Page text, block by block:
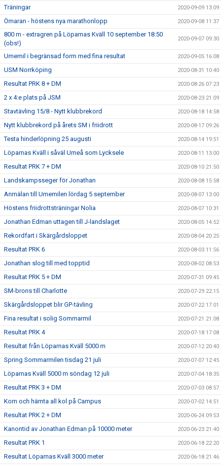
Träningar 2020-09-09 13:09
Ömaran - höstens nya marathonlopp 2020-09-08 11:37
800 m - extragren på Löparnas Kväll 10 september 18:50
(obs!)
2020-09-07 09:30
Umemil i begränsad form med fina resultat 2020-09-05 16:08
USM Norrköping 2020-08-31 10:40
Resultat PRK 8 + DM 2020-08-26 07:23
2 x 4:e plats på JSM 2020-08-23 21:09
Stavtävling 15/8 - Nytt klubbrekord 2020-08-18 14:58
Nytt klubbrekord på årets SM i friidrott 2020-08-17 09:26
Testa hinderlöpning 25 augusti 2020-08-14 19:51
Löparnas Kväll i såväl Umeå som Lycksele 2020-08-11 13:00
Resultat PRK 7 + DM 2020-08-10 21:50
Landskampsseger för Jonathan 2020-08-08 15:58
Anmälan till Umemilen lördag 5 september 2020-08-07 13:00
Höstens friidrottsträningar Nolia 2020-08-07 10:31
Jonathan Edman uttagen till J-landslaget 2020-08-05 14:52
Rekordfart i Skärgårdsloppet 2020-08-04 20:25
Resultat PRK 6 2020-08-03 11:56
Jonathan slog till med topptid 2020-08-02 08:53
Resultat PRK 5 + DM 2020-07-31 09:45
SM-brons till Charlotte 2020-07-29 22:15
Skärgårdsloppet blir GP-tävling 2020-07-22 17:01
Fina resultat i solig Sommarmil 2020-07-21 21:08
Resultat PRK 4 2020-07-18 17:08
Resultat från Löparnas Kväll 5000 m 2020-07-12 20:40
Spring Sommarmilen tisdag 21 juli 2020-07-07 12:45
Löparnas Kväll 5000 m söndag 12 juli 2020-07-04 18:35
Resultat PRK 3 + DM 2020-07-03 08:57
Kom och hämta all kol på Campus 2020-07-02 14:51
Resultat PRK 2 + DM 2020-06-24 09:53
Kanontid av Jonathan Edman på 10000 meter 2020-06-23 21:40
Resultat PRK 1 2020-06-18 22:20
Resultat Löparnas Kväll 3000 meter 2020-06-18 21:46